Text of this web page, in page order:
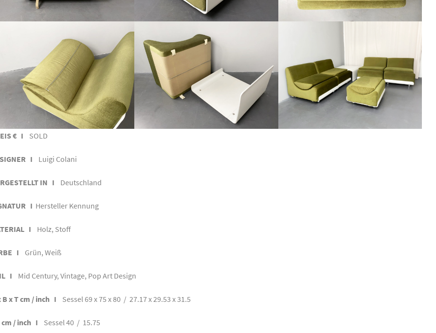
€ I SOLD
I Luigi Colani
IN I Deutschland
I Hersteller Kennung
I Holz, Stoff
I Grün, Weiß
I Mid Century, Vintage, Pop Art Design
B x T cm / inch I Sessel 69 x 75 x 80 / 27.17 x 29.53 x 31.5
cm / inch I Sessel 40 / 15.75